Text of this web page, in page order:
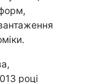
році